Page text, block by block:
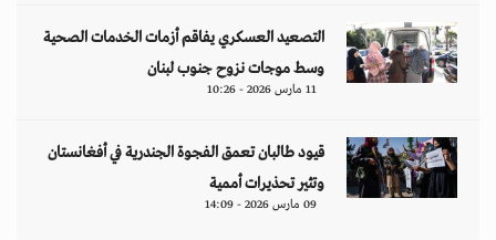
التصعيد العسكري يفاقم أزمات الخدمات الصحية
وسط موجات نزوح جنوب لبنان
11 مارس 2026 - 10:26
قيود طالبان تعمق الفجوة الجندرية في أفغانستان
وتثير تحذيرات أممية
09 مارس 2026 - 14:09